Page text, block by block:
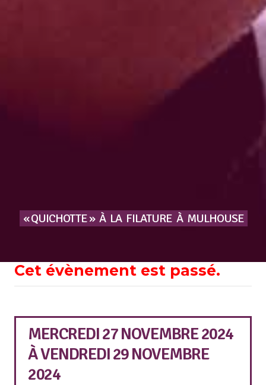
« QUICHOTTE » À LA FILATURE À MULHOUSE
Cet évènement est passé.
MERCREDI 27 NOVEMBRE 2024
ÀVENDREDI 29 NOVEMBRE
2024